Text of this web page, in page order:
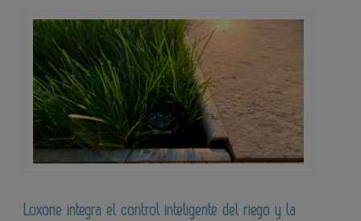
Loxone integra el control inteligente del riego y la